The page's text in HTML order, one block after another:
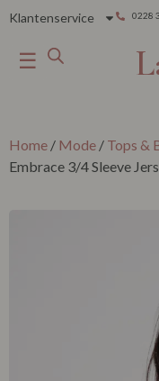
Klantenservice 0228
☰
Home / Mode / Tops &
Embrace 3/4 Sleeve